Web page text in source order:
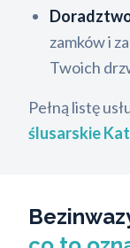
zamków i
Twoich
Pełną listę
ślusarskie